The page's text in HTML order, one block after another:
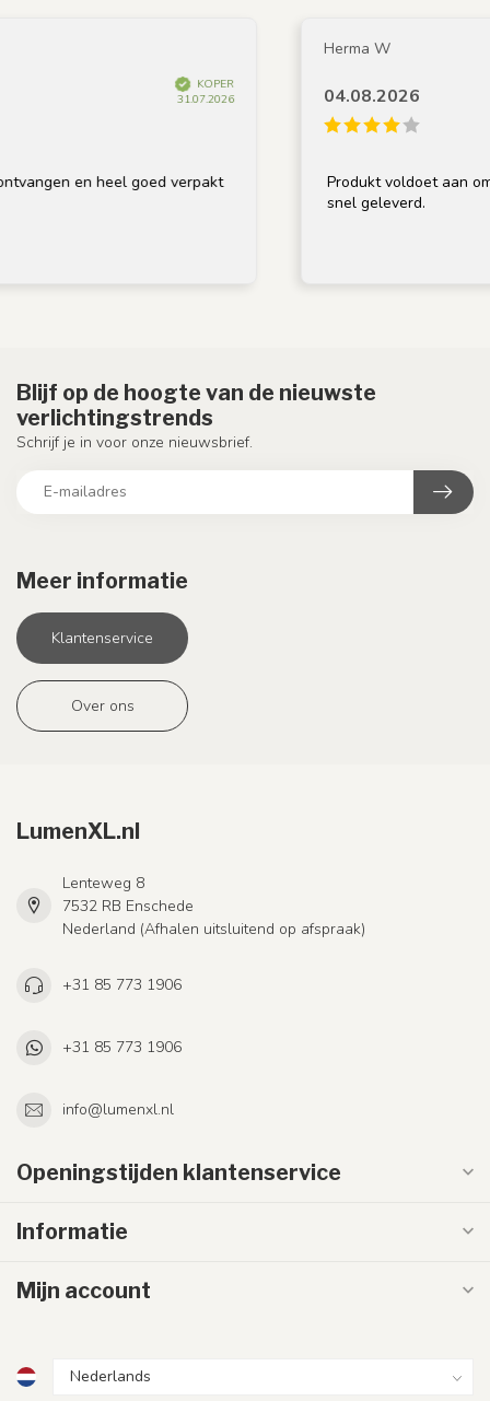
KOPER
31.07.2026
en heel goed verpakt
Herma W
04.08.2026
Produkt voldoet aan
snel geleverd.
Meer informatie
Klantenservice
Over ons
Blijf op de hoogte van de nieuwste
verlichtingstrends
Schrijf je in voor onze nieuwsbrief.
LumenXL.nl
Lenteweg 8
7532 RB Enschede
Nederland (Afhalen uitsluitend op afspraak)
+31 85 773 1906
+31 85 773 1906
info@lumenxl.nl
Openingstijden klantenservice
Informatie
Mijn account